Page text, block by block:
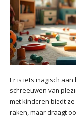
Er is iets magisch
schreeuwen van
met kinderen biedt
raken, maar draagt